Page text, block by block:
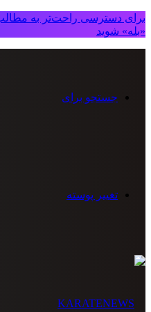
برای دسترسی راحت‌تر به مطالب
«بله» شوید
جستجو برای
تغییر پوسته